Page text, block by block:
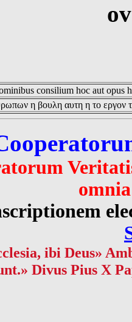
consilium hoc aut opus
η βουλη αυτη η το εργον
ibi Deus»
Divus Pius X